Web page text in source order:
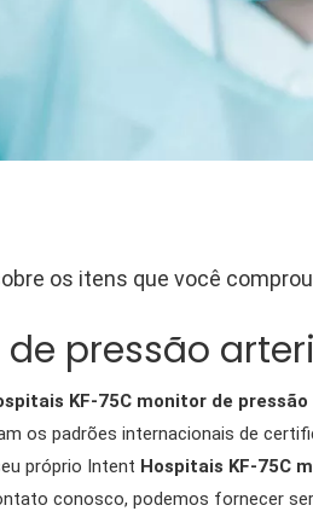
os itens que você
pressão
KF-75C monitor de
os padrões internacionais de
próprio Intent Hospitais KF-75C
conosco, podemos fornecer